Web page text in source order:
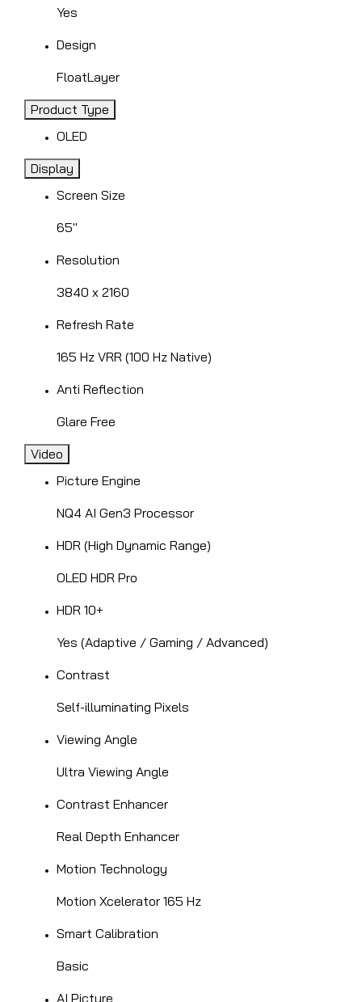
Yes
Design
FloatLayer
Product Type
OLED
Display
Screen Size
65"
Resolution
3840 x 2160
Refresh Rate
165 Hz VRR (100 Hz Native)
Anti Reflection
Glare Free
Video
Picture Engine
NQ4 AI Gen3 Processor
HDR (High Dynamic Range)
OLED HDR Pro
HDR 10+
Yes (Adaptive / Gaming / Advanced)
Contrast
Self-illuminating Pixels
Viewing Angle
Ultra Viewing Angle
Contrast Enhancer
Real Depth Enhancer
Motion Technology
Motion Xcelerator 165 Hz
Smart Calibration
Basic
AI Picture